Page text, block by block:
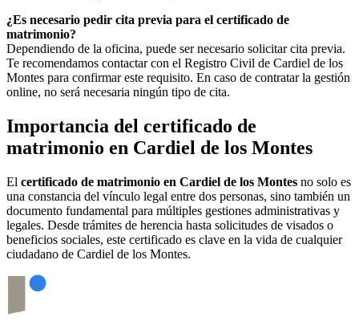
¿Es necesario pedir cita previa para el certificado de
matrimonio?
Dependiendo de la oficina, puede ser necesario solicitar cita previa.
Te recomendamos contactar con el Registro Civil de Cardiel de los
Montes para confirmar este requisito. En caso de contratar la gestión
online, no será necesaria ningún tipo de cita.
Importancia del certificado de
matrimonio en Cardiel de los Montes
El certificado de matrimonio en Cardiel de los Montes no solo es
una constancia del vínculo legal entre dos personas, sino también un
documento fundamental para múltiples gestiones administrativas y
legales. Desde trámites de herencia hasta solicitudes de visados o
beneficios sociales, este certificado es clave en la vida de cualquier
ciudadano de Cardiel de los Montes.